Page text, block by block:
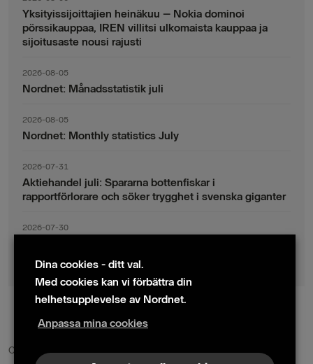
Yksityissijoittajien heinäkuu – Nokia dominoi
pörssikauppaa, IREN villitsi ulkomaista kauppaa ja
sijoitusaste nousi rajusti
2026-08-05
Nordnet: Månadsstatistik juli
2026-08-05
Nordnet: Monthly statistics July
2026-07-31
Aktiehandel juli: Spararna bottenfiskar i
rapportförlorare och söker trygghet i svenska giganter
2026-07-30
indexsparandet ligger fast
© 2024 Nordnet AB (publ)
Cookie policy|Kontakta oss|Presskontakter
Dina cookies - ditt val.
Med cookies kan vi förbättra din
helhetsupplevelse av Nordnet.
Anpassa mina cookies